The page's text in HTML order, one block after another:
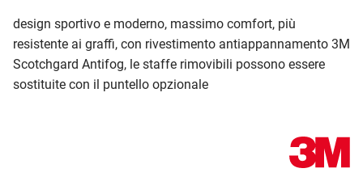
design sportivo e moderno, massimo comfort, più
resistente ai graffi, con rivestimento antiappannamento 3M
Scotchgard Antifog, le staffe rimovibili possono essere
sostituite con il puntello opzionale